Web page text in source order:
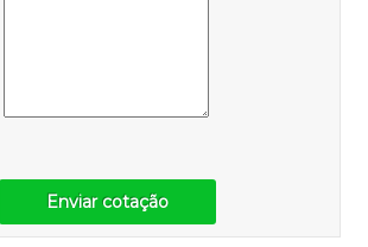
Enviar cotação